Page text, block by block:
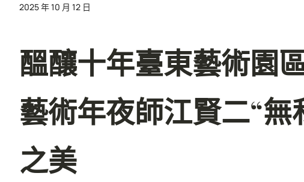
2025 年 10 月 12 日
醞釀十年臺東藝術園
藝術年夜師江賢二“
之美